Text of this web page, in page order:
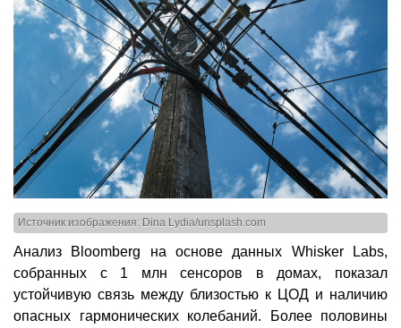
Источник изображения: Dina Lydia/unsplash.com
Анализ Bloomberg на основе данных Whisker Labs,
собранных с 1 млн сенсоров в домах, показал
устойчивую связь между близостью к ЦОД и наличию
опасных гармонических колебаний. Более половины